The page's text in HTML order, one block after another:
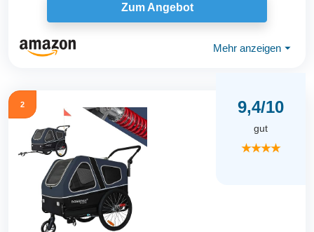
Zum Angebot
Mehr anzeigen ⏷
2 9,4/10
gut
★★★★